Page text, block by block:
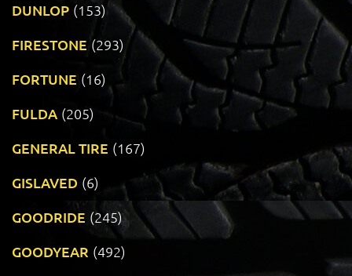
DUNLOP (153)
FIRESTONE (293)
FORTUNE (16)
FULDA (205)
GENERAL TIRE (167)
GISLAVED (6)
GOODRIDE (245)
GOODYEAR (492)